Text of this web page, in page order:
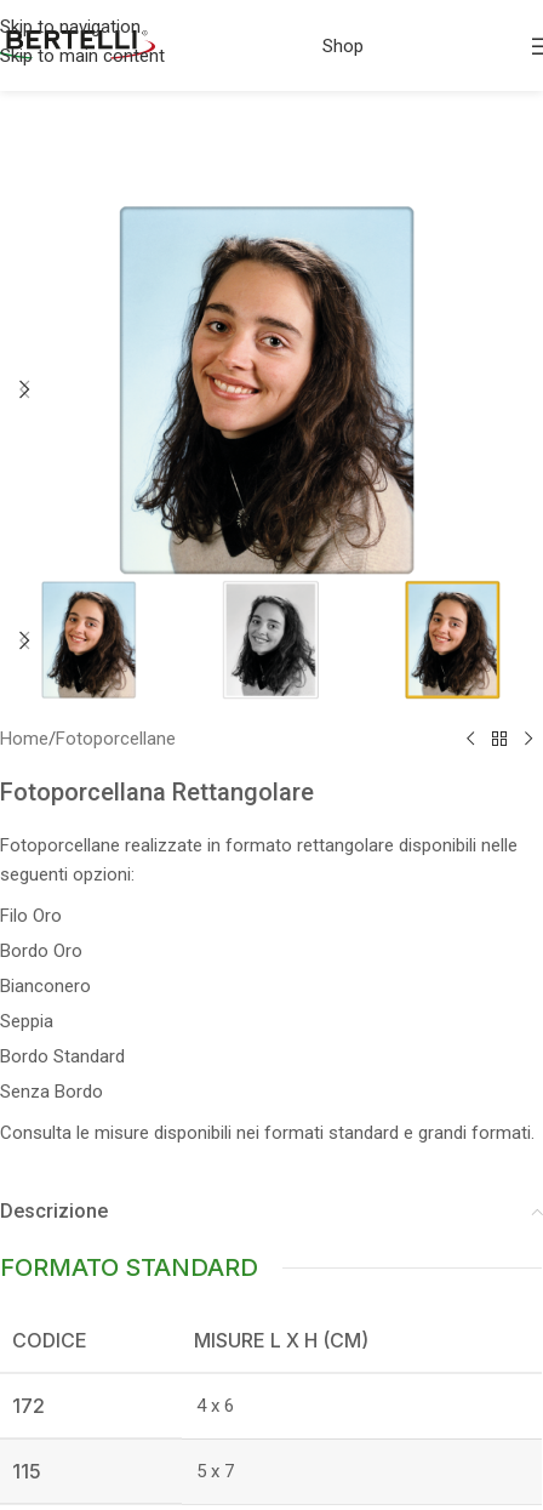
Skip to navigation
Skip to main content
Shop
Home/Fotoporcellane
Fotoporcellana Rettangolare
Fotoporcellane realizzate in formato rettangolare disponibili nelle
seguenti opzioni:
Filo Oro
Bordo Oro
Bianconero
Seppia
Bordo Standard
Senza Bordo
Consulta le misure disponibili nei formati standard e grandi formati.
Descrizione
FORMATO STANDARD
CODICE MISURE L X H (CM)
172 4 x 6
115 5 x 7